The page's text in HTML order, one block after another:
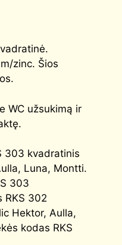
zinc. Šios
WC užsukimą ir
303 kvadratinis
Luna, Montti.
303
RKS 302
Hektor, Aulla,
kodas RKS